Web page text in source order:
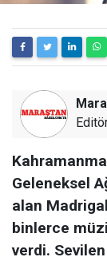
Geleneksel
alan
binlerce
verdi.